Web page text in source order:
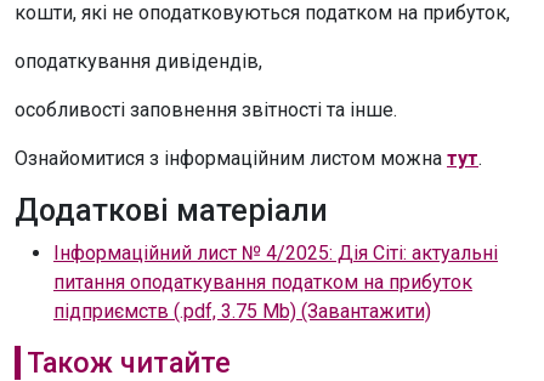
кошти, які не оподатковуються податком на прибуток,
оподаткування дивідендів,
особливості заповнення звітності та інше.
Ознайомитися з інформаційним листом можна тут.
Додаткові матеріали
Інформаційний лист № 4/2025: Дія Сіті: актуальні
питання оподаткування податком на прибуток
підприємств (.pdf, 3.75 Mb) (Завантажити)
Також читайте